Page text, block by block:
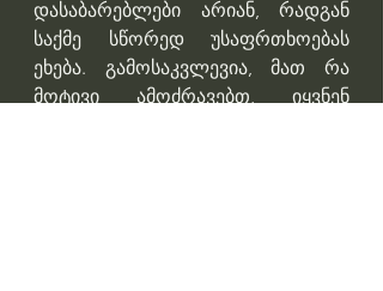
დასაბარებლები არიან, რადგან
საქმე სწორედ უსაფრთხოებას
ეხება. გამოსაკვლევია, მათ რა
მოტივი ამოძრავებთ, იყვნენ